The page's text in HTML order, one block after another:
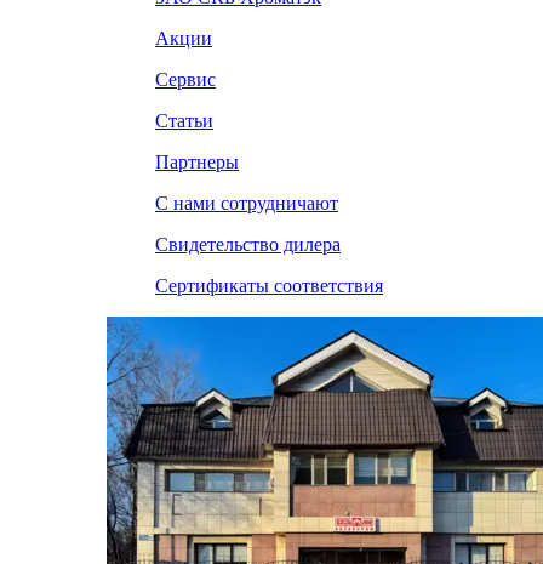
Акции
Сервис
Статьи
Партнеры
С нами сотрудничают
Свидетельство дилера
Сертификаты соответствия